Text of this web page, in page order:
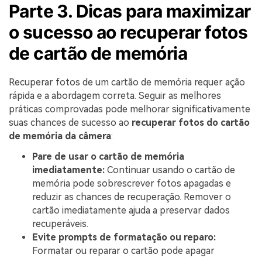
Parte 3. Dicas para maximizar
o sucesso ao recuperar fotos
de cartão de memória
Recuperar fotos de um cartão de memória requer ação
rápida e a abordagem correta. Seguir as melhores
práticas comprovadas pode melhorar significativamente
suas chances de sucesso ao recuperar fotos do cartão
de memória da câmera:
Pare de usar o cartão de memória
imediatamente: Continuar usando o cartão de
memória pode sobrescrever fotos apagadas e
reduzir as chances de recuperação. Remover o
cartão imediatamente ajuda a preservar dados
recuperáveis.
Evite prompts de formatação ou reparo:
Formatar ou reparar o cartão pode apagar